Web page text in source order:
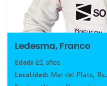
Ledesma, Franco
Edad: 21 años
Localidad: Mar del Plata,